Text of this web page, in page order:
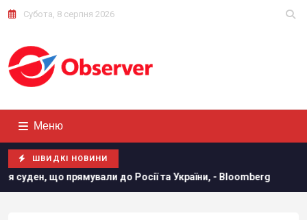
Субота, 8 серпня 2026
Меню
ШВИДКІ НОВИНИ
Росії та України, - Bloomberg Росія готує потужний